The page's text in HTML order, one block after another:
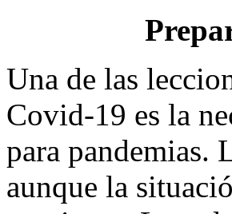
Una de las
Covid-19 es la
para pandemias.
aunque la